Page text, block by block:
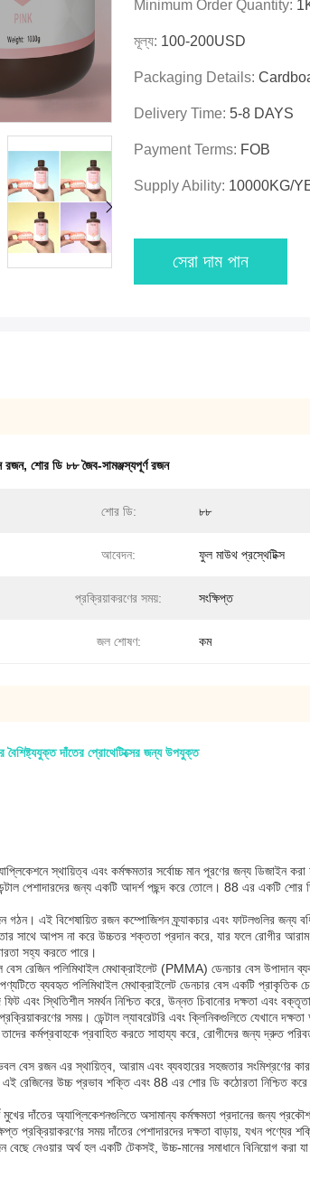
Minimum Order Quantity:
মূল্য: 100-200USD
Packaging Details:
Delivery Time: 5-8 DAYS
Payment Terms: FOB
Supply Ability: 10000KG/
সেরা দাম পান
রজন, শোর ডি ৮৮ জৈব-সামঞ্জস্যপূর্ণ রজন
শোর ডি: ৮৮
আবেদন: ফুল মাউথ প্রস্থেটিক্স
প্রক্রিয়াকরণের সময়: সংক্ষিপ্ত
জল শোষণ: কম
দাঁতের প্রোথেটিক্সের জন্য উপযুক্ত
স্থায়িত্ব এবং কর্মক্ষমতার সর্বোচ্চ মান পূরণের জন্য ডিজাইন
পেশাদারদের জন্য একটি আদর্শ পছন্দ করে তোলে। 88 এর একটি শোর
এই বিশেষায়িত রজন কম্পোজিশন ফ্র্যাকচার এবং ফাটলগুলির জন্য
সাথে আপস না করে উচ্চতর শক্ততা প্রদান করে, যার ফলে রোগীর
সহ্য করতে পারে।
বেস রেজিন পলিমিথাইল মেথাক্রাইলেট (PMMA) ডেনচার বেস উপাদান
ব্যবহৃত পলিমিথাইল মেথাক্রাইলেট ডেনচার বেস একটি প্রাকৃতিক
এবং স্থিতিশীল সমর্থন নিশ্চিত করে, উন্নত চিবানোর দক্ষতা এবং
সময়। ডেন্টাল ল্যাবরেটরি এবং ক্লিনিকগুলিতে যেখানে
কর্মপ্রবাহকে প্রবাহিত করতে সাহায্য করে, রোগীদের জন্য দ্রুত
বেস রজন এর স্থায়িত্ব, আরাম এবং ব্যবহারের সহজতার সংমিশ্রণের
রেজিনের উচ্চ প্রভাব শক্তি এবং 88 এর শোর ডি কঠোরতা নিশ্চিত করে
দাঁতের অ্যাপ্লিকেশনগুলিতে অসামান্য কর্মক্ষমতা প্রদানের জন্য
প্রক্রিয়াকরণের সময় দাঁতের পেশাদারদের দক্ষতা বাড়ায়, যখন পণ্যের
নেওয়ার অর্থ হল একটি টেকসই, উচ্চ-মানের সমাধানে বিনিয়োগ করা